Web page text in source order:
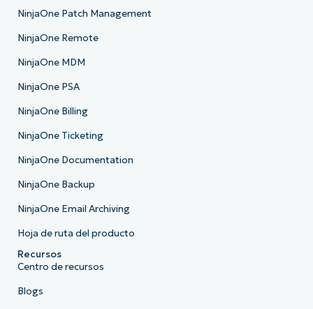
NinjaOne Patch Management
NinjaOne Remote
NinjaOne MDM
NinjaOne PSA
NinjaOne Billing
NinjaOne Ticketing
NinjaOne Documentation
NinjaOne Backup
NinjaOne Email Archiving
Hoja de ruta del producto
Recursos
Centro de recursos
Blogs